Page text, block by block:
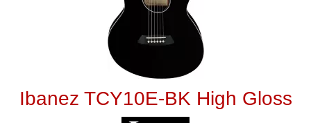
Ibanez TCY10E-BK High Gloss